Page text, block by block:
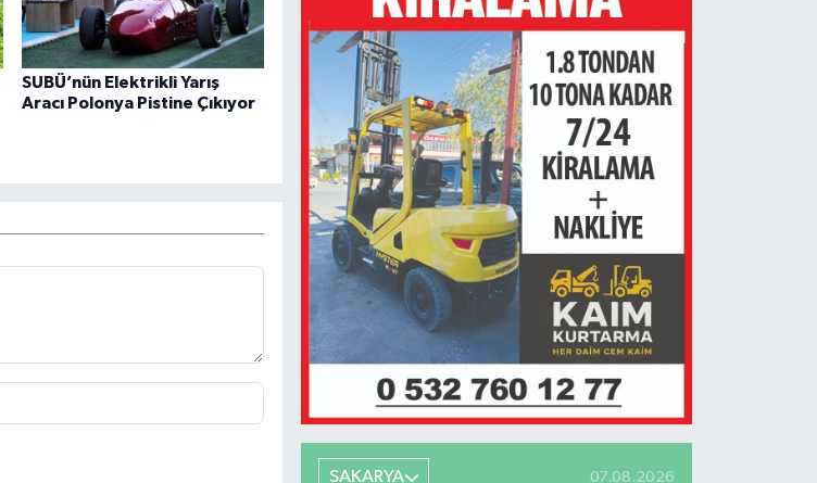
SUBÜ’nün Elektrikli Yarış
Aracı Polonya Pistine Çıkıyor
SAKARYA 07.08.2026